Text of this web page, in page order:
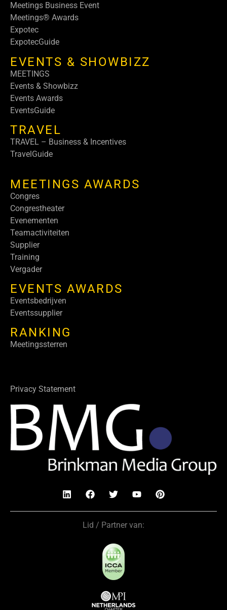
Meetings Business Event
Meetings® Awards
Expotec
ExpotecGuide
EVENTS & SHOWBIZZ
MEETINGS
Events & Showbizz
Events Awards
EventsGuide
TRAVEL
TRAVEL – Business & Incentives
TravelGuide
MEETINGS AWARDS
Congres
Congrestheater
Evenementen
Teamactiviteiten
Supplier
Training
Vergader
EVENTS AWARDS
Eventsbedrijven
Eventssupplier
RANKING
Meetingssterren
Privacy Statement
Lid / Partner van: